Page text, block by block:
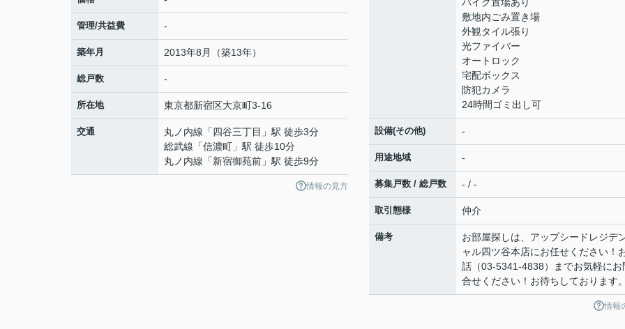
管理/共益費 -
築年月 2013年8月（築13年）
総戸数 -
所在地 東京都新宿区大京町3-16
交通 丸ノ内線 「四谷三丁目 」駅 徒歩3分
総武線 「信濃町 」駅 徒歩10分
丸ノ内線 「新宿御苑前 」駅 徒歩9分
情報の見方
敷地内ごみ置き場
外観タイル張り
光ファイバー
オートロック
宅配ボックス
防犯カメラ
24時間ゴミ出し可
設備(その他) -
用途地域 -
募集戸数 / 総戸数 - / -
取引態様 仲介
備考
お部屋探しは、アップシードレジデ
ャル四ツ谷本店にお任せください！
話（03-5341-4838）までお気軽にお
合せください！お待ちしております
情報